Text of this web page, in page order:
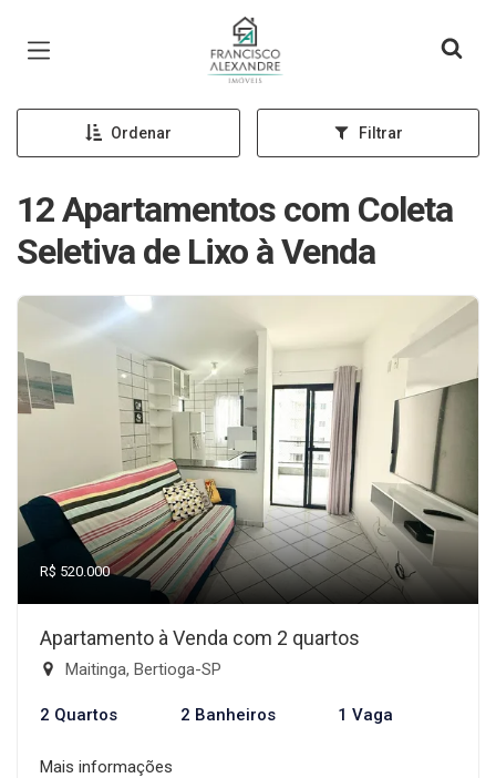
Página inicial
Ordenar Filtrar
12 Apartamentos com Coleta
Seletiva de Lixo à Venda
R$ 520.000
Apartamento à Venda com 2 quartos
Maitinga, Bertioga-SP
2 Quartos 2 Banheiros 1 Vaga
Mais informações